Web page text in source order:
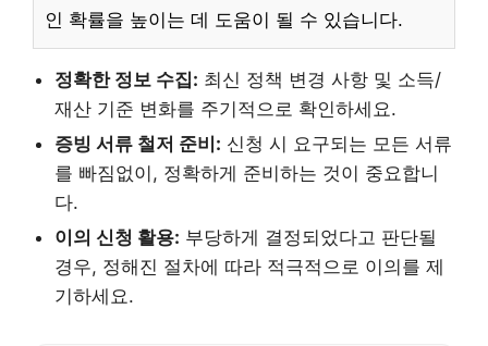
인 확률을 높이는 데 도움이 될 수 있습니다.
정확한 정보 수집: 최신 정책 변경 사항 및 소득/
재산 기준 변화를 주기적으로 확인하세요.
증빙 서류 철저 준비: 신청 시 요구되는 모든 서류
를 빠짐없이, 정확하게 준비하는 것이 중요합니
다.
이의 신청 활용: 부당하게 결정되었다고 판단될
경우, 정해진 절차에 따라 적극적으로 이의를 제
기하세요.